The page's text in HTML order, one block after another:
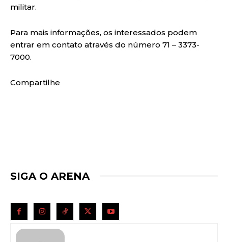
militar.
Para mais informações, os interessados podem
entrar em contato através do número 71 – 3373-
7000.
Compartilhe
SIGA O ARENA